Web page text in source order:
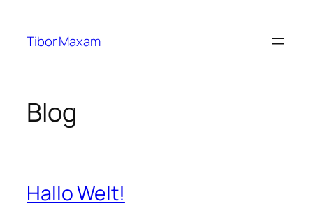
springen
Tibor Maxam
Blog
Hallo Welt!